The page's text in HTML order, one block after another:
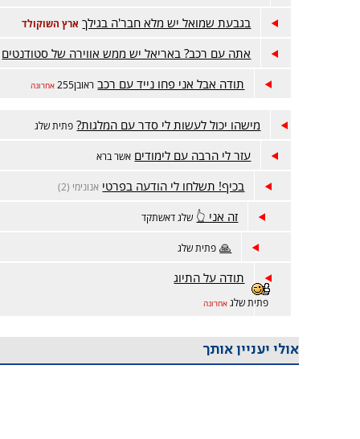
בגבעת שמואל יש מלא חבר'ה בגילך ארץ השוקולד
אתה עם רכב? באריאל יש ממש אווירה של סטודנטים
תודה אבל אני פחו נייד עם רכב ראובן255 אחרונה
מישהו יכול לעשות לי סדר עם המלגות? פתית שלג
עזר לי הרבה עם לימודים אשר ברא
בכיף! תשלחו לי הודעה בפרטי אנונימי (2)
זה אני 👆 שלג דאשתקד
🙏 פתית שלג
תודה על התיוג
פתית שלג אחרונה
אולי יעניין אותך